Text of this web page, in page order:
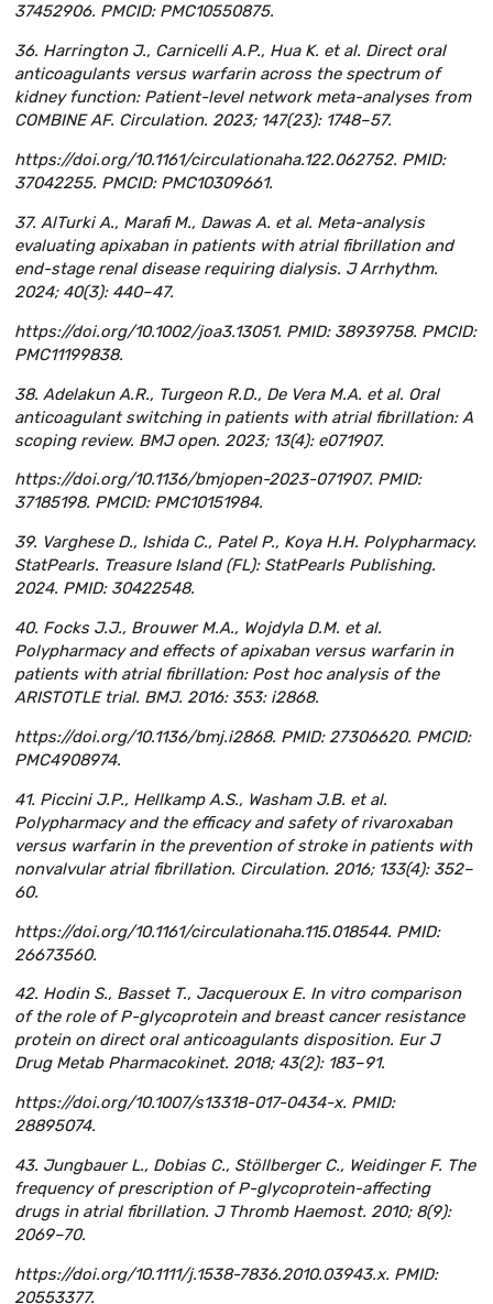
37452906. PMCID: PMC10550875.
36. Harrington J., Carnicelli A.P., Hua K. et al. Direct oral
anticoagulants versus warfarin across the spectrum of
kidney function: Patient-level network meta-analyses from
COMBINE AF. Circulation. 2023; 147(23): 1748–57.
https://doi.org/10.1161/circulationaha.122.062752. PMID:
37042255. PMCID: PMC10309661.
37. AlTurki A., Marafi M., Dawas A. et al. Meta-analysis
evaluating apixaban in patients with atrial fibrillation and
end-stage renal disease requiring dialysis. J Arrhythm.
2024; 40(3): 440–47.
https://doi.org/10.1002/joa3.13051. PMID: 38939758. PMCID:
PMC11199838.
38. Adelakun A.R., Turgeon R.D., De Vera M.A. et al. Oral
anticoagulant switching in patients with atrial fibrillation: A
scoping review. BMJ open. 2023; 13(4): e071907.
https://doi.org/10.1136/bmjopen-2023-071907. PMID:
37185198. PMCID: PMC10151984.
39. Varghese D., Ishida C., Patel P., Koya H.H. Polypharmacy.
StatPearls. Treasure Island (FL): StatPearls Publishing.
2024. PMID: 30422548.
40. Focks J.J., Brouwer M.A., Wojdyla D.M. et al.
Polypharmacy and effects of apixaban versus warfarin in
patients with atrial fibrillation: Post hoc analysis of the
ARISTOTLE trial. BMJ. 2016: 353: i2868.
https://doi.org/10.1136/bmj.i2868. PMID: 27306620. PMCID:
PMC4908974.
41. Piccini J.P., Hellkamp A.S., Washam J.B. et al.
Polypharmacy and the efficacy and safety of rivaroxaban
versus warfarin in the prevention of stroke in patients with
nonvalvular atrial fibrillation. Circulation. 2016; 133(4): 352–
60.
https://doi.org/10.1161/circulationaha.115.018544. PMID:
26673560.
42. Hodin S., Basset T., Jacqueroux E. In vitro comparison
of the role of P-glycoprotein and breast cancer resistance
protein on direct oral anticoagulants disposition. Eur J
Drug Metab Pharmacokinet. 2018; 43(2): 183–91.
https://doi.org/10.1007/s13318-017-0434-x. PMID:
28895074.
43. Jungbauer L., Dobias C., Stöllberger C., Weidinger F. The
frequency of prescription of P-glycoprotein-affecting
drugs in atrial fibrillation. J Thromb Haemost. 2010; 8(9):
2069–70.
https://doi.org/10.1111/j.1538-7836.2010.03943.x. PMID:
20553377.